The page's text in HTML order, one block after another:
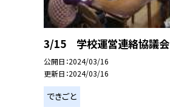
3/15 学校運営連絡協議会
公開日 2024/03/16
更新日 2024/03/16
できごと